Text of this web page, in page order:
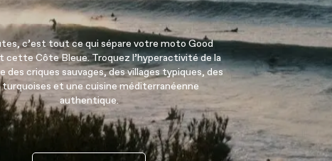
c’est tout ce qui sépare votre moto Good
cette Côte Bleue. Troquez l’hyperactivité de la
des criques sauvages, des villages typiques, des
turquoises et une cuisine méditerranéenne
authentique.